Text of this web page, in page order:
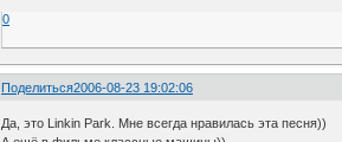
0
Поделиться2006-08-23 19:02:06
Да, это Linkin Park. Мне всегда нравилась эта песня))